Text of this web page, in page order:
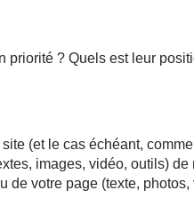
? Quels est leur
(et le cas échéant,
images, vidéo, outils)
votre page (texte, photos,